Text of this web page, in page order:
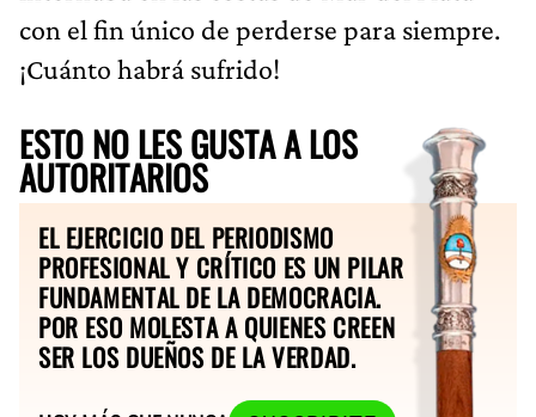
con el fin único de perderse para siempre.
¡Cuánto habrá sufrido!
ESTO NO LES GUSTA A LOS
AUTORITARIOS
EL EJERCICIO DEL PERIODISMO
PROFESIONAL Y CRÍTICO ES UN PILAR
FUNDAMENTAL DE LA DEMOCRACIA.
POR ESO MOLESTA A QUIENES CREEN
SER LOS DUEÑOS DE LA VERDAD.